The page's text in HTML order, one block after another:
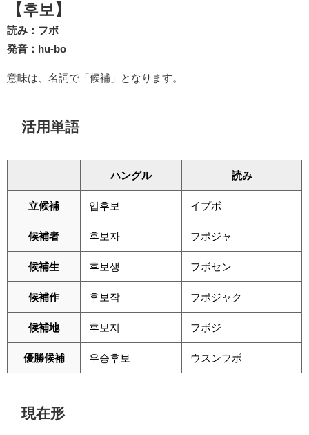
【후보】
読み：フボ
発音：hu-bo
意味は、名詞で「候補」となります。
活用単語
ハングル 読み
立候補 입후보 イプボ
候補者 후보자 フボジャ
候補生 후보생 フボセン
候補作 후보작 フボジャク
候補地 후보지 フボジ
優勝候補 우승후보 ウスンフボ
現在形